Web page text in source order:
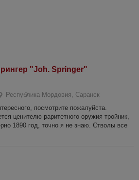
"Joh. Springer"
Республика Мордовия, Саранск
посмотрите пожалуйста.
ценителю раритетного оружия тройник,
1890 год, точно я не знаю. Стволы все